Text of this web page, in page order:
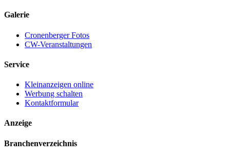
Galerie
Cronenberger Fotos
CW-Veranstaltungen
Service
Kleinanzeigen online
Werbung schalten
Kontaktformular
Anzeige
Branchenverzeichnis